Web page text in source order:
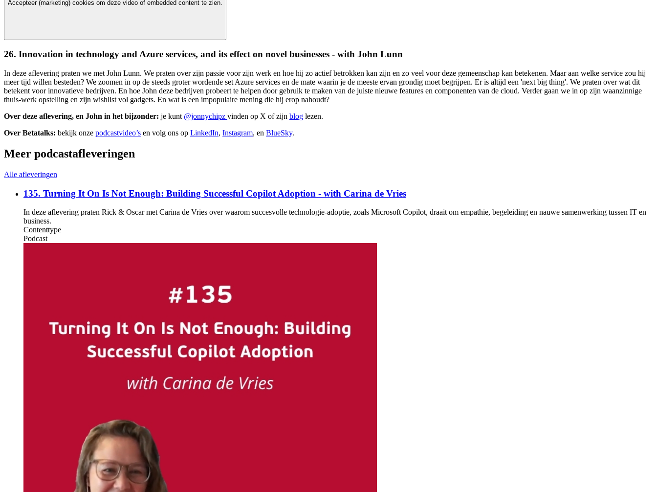
Accepteer (marketing) cookies om deze video of embedded content te zien.
26. Innovation in technology and Azure services, and its effect on novel businesses - with John Lunn
In deze aflevering praten we met John Lunn. We praten over zijn passie voor zijn werk en hoe hij zo actief betrokken kan zijn en zo veel voor deze gemeenschap kan betekenen. Maar aan welke service zou hij
meer tijd willen besteden? We zoomen in op de steeds groter wordende set Azure services en de mate waarin je de meeste ervan grondig moet begrijpen. Er is altijd een 'next big thing'. We praten over wat dit
betekent voor innovatieve bedrijven. En hoe John deze bedrijven probeert te helpen door gebruik te maken van de juiste nieuwe features en componenten van de cloud. Verder gaan we in op zijn waanzinnige
thuis-werk opstelling en zijn wishlist vol gadgets. En wat is een impopulaire mening die hij erop nahoudt?
Over deze aflevering, en John in het bijzonder: je kunt @jonnychipz vinden op X of zijn blog lezen.
Over Betatalks: bekijk onze podcastvideo’s en volg ons op LinkedIn, Instagram, en BlueSky.
Meer podcastafleveringen
Alle afleveringen
135. Turning It On Is Not Enough: Building Successful Copilot Adoption - with Carina de Vries
In deze aflevering praten Rick & Oscar met Carina de Vries over waarom succesvolle technologie-adoptie, zoals Microsoft Copilot, draait om empathie, begeleiding en nauwe samenwerking tussen IT en
business.
Contenttype
Podcast